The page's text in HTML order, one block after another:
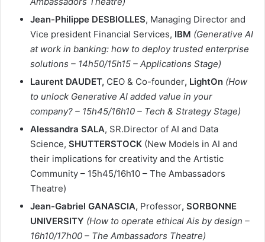
Jean-Philippe DESBIOLLES, Managing Director and
Vice president Financial Services, IBM (Generative AI
at work in banking: how to deploy trusted enterprise
solutions – 14h50/15h15 – Applications Stage)
Laurent DAUDET, CEO & Co-founder, LightOn (How
to unlock Generative AI added value in your
company? – 15h45/16h10 – Tech & Strategy Stage)
Alessandra SALA, SR.Director of AI and Data
Science, SHUTTERSTOCK (New Models in AI and
their implications for creativity and the Artistic
Community – 15h45/16h10 – The Ambassadors
Theatre)
Jean-Gabriel GANASCIA, Professor, SORBONNE
UNIVERSITY (How to operate ethical Ais by design –
16h10/17h00 – The Ambassadors Theatre)